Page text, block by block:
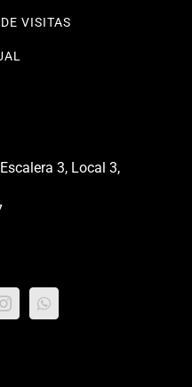
VISITAS
3, Local 3,